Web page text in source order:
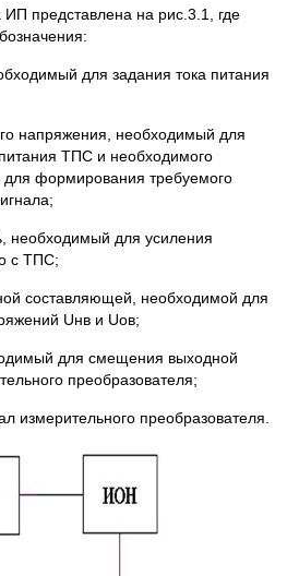
представлена на рис.3.1, где
для задания тока питания
напряжения, необходимый для
ТПС и необходимого
формирования требуемого
необходимый для усиления
с ТПС;
составляющей, необходимой для
Uнв и Uов;
для смещения выходной
преобразователя;
измерительного преобразователя.